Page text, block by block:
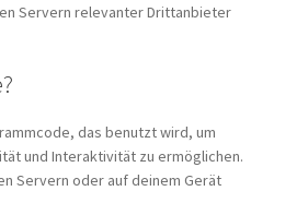
Servern relevanter Drittanbieter
das benutzt wird, um
und Interaktivität zu ermöglichen.
Servern oder auf deinem Gerät